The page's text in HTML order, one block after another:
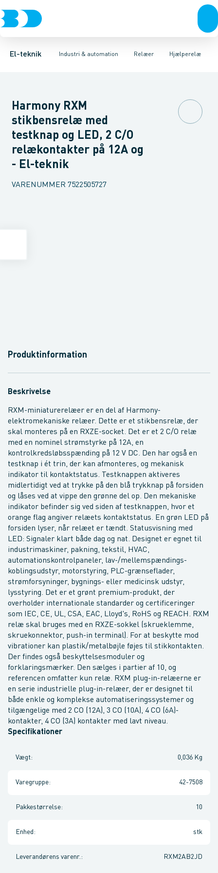
El-teknik Industri & automation
Afbrydere, stikkontakter & lampeudtagForgreningsmateriel
Relæer
Industristiksystemer Frekvensomformere og softstartere
Hjælperelæ
TidsrelæTemperaturovervågningsrelæ
Harmony RXM
stikbensrelæ med
testknap og LED, 2 C/O
relækontakter på 12A og
- El-teknik
VARENUMMER 7522505727
Produktinformation
Beskrivelse
RXM-miniaturerelæer er en del af Harmony-
elektromekaniske relæer. Dette er et stikbensrelæ, der
skal monteres på en RXZE-socket. Det er et 2 C/O relæ
med en nominel strømstyrke på 12A, en
kontrolkredsløbsspænding på 12 V DC. Den har også en
testknap i ét trin, der kan afmonteres, og mekanisk
indikator til kontaktstatus. Testknappen aktiveres
midlertidigt ved at trykke på den blå trykknap på forsiden
og låses ved at vippe den grønne del op. Den mekaniske
indikator befinder sig ved siden af testknappen, hvor et
orange flag angiver relæets kontaktstatus. En grøn LED på
forsiden lyser, når relæet er tændt. Statusvisning med
LED: Signaler klart både dag og nat. Designet er egnet til
industrimaskiner, pakning, tekstil, HVAC,
automationskontrolpaneler, lav-/mellemspændings-
koblingsudstyr, motorstyring, PLC-grænseflader,
strømforsyninger, bygnings- eller medicinsk udstyr,
lysstyring. Det er et grønt premium-produkt, der
overholder internationale standarder og certificeringer
som IEC, CE, UL, CSA, EAC, Lloyd's, RoHS og REACH. RXM
relæ skal bruges med en RXZE-sokkel (skrueklemme,
skruekonnektor, push-in terminal). For at beskytte mod
vibrationer kan plastik/metalbøjle føjes til stikkontakten.
Der findes også beskyttelsesmoduler og
forklaringsmærker. Den sælges i partier af 10, og
referencen omfatter kun relæ. RXM plug-in-relæerne er
en serie industrielle plug-in-relæer, der er designet til
både enkle og komplekse automatiseringssystemer og
tilgængelige med 2 CO (12A), 3 CO (10A), 4 CO (6A)-
kontakter, 4 CO (3A) kontakter med lavt niveau.
Specifikationer
Vægt: 0,036 Kg
Varegruppe: 42-7508
Pakkestørrelse: 10
Enhed : stk
Leverandørens varenr. : RXM2AB2JD